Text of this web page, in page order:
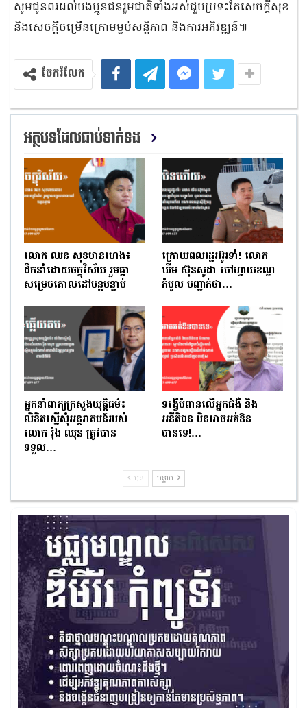
សូមជូនពរដល់បងប្អូនជនរួមជាតិទាំងអស់ជួបប្រទះតែសេចក្តីសុខ
និងសេចក្តីចម្រើនក្រោមម្លប់សន្តិភាព និងការអភិវឌ្ឍន៍៕
ចែករំលែក
អត្ថបទដែលជាប់ទាក់ទង
លោក ឈន សុខមានហេង៖
ដឹកនាំដោយចក្ខុវិស័យ រួមគ្នា
សម្រេចគោលដៅបន្តបន្ទាប់
ក្រោយពលរដ្ឋរអ៊ូរទាំ! លោក
ឃឹម ស៊ុនសូដា ចៅហ្វាយខណ្ឌ
កំបូល បញ្ជាក់ថា…
អ្នកនាំពាក្យក្រសួងយុត្តិធម៌៖
លិខិតស្នើសុំអន្តរាគមន៍របស់
លោក រ៉ុង ឈុន ត្រូវបាន
ទទួល…
ទង្វើបំពានលើអ្នកជំងឺ និង
អនីតិជន មិនអាចអត់ឱន
បានទេ!…
មុន បន្ទាប់